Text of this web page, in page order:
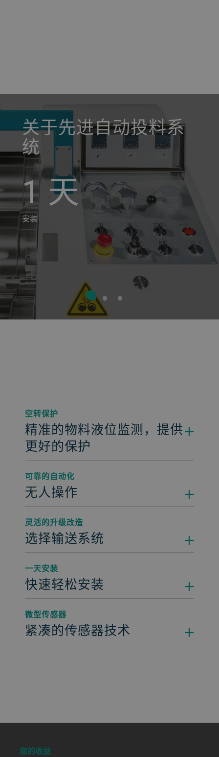
a decorative background image
关于先进自动投料系
统
1 天
安装
空转保护
精准的物料液位监测，提供
更好的保护
可靠的自动化
无人操作
灵活的升级改造
选择输送系统
一天安装
快速轻松安装
微型传感器
紧凑的传感器技术
a decorative background image
您的收益